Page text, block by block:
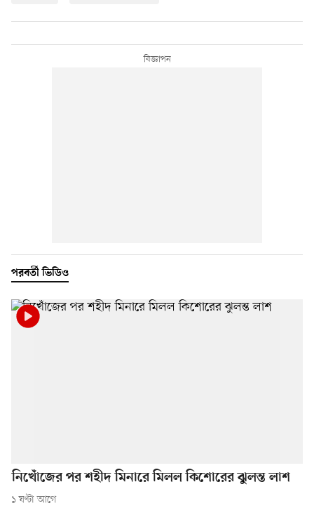
পরবর্তী ভিডিও
নিখোঁজের পর শহীদ মিনারে মিলল কিশোরের ঝুলন্ত লাশ
১ ঘণ্টা আগে